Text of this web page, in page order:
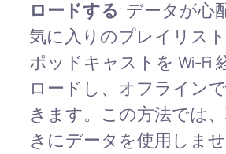
ロードする: データが心
気に入りのプレイリスト
ポッドキャストを Wi-Fi
ロードし、オフライン
きます。この方法では
きにデータを使用しま